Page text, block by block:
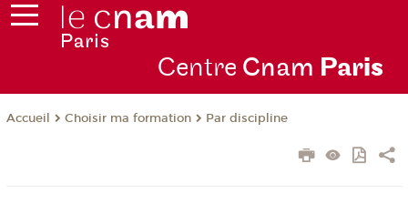
Centre Cnam Paris
Accueil Choisir ma formation Par discipline